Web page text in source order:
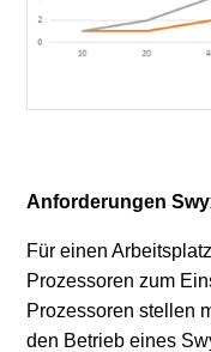
Anforderungen
Für einen
Prozessoren zum
Prozessoren stellen
den Betrieb eines